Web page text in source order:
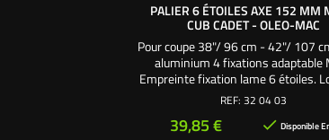
PALIER 6 ÉTOILES AXE 152 MM
CUB CADET - OLEO-MAC
Pour coupe 38"/ 96 cm - 42"/ 107
aluminium 4 fixations adaptable
Empreinte fixation lame 6 étoiles.
axe : 152 mm. Axe palier ø 18 mm
roulements 6204 2RS et 1
REF: 32 04 03
Prix
39,85 €  Disponible